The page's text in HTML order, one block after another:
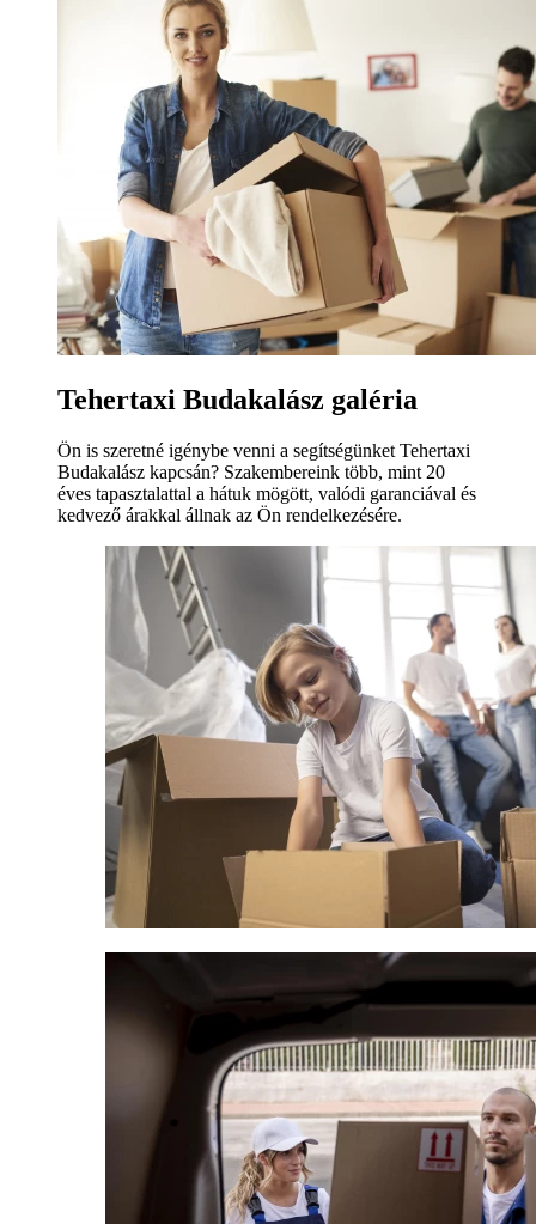
Tehertaxi Budakalász galéria
Ön is szeretné igénybe venni a segítségünket Tehertaxi
Budakalász kapcsán? Szakembereink több, mint 20
éves tapasztalattal a hátuk mögött, valódi garanciával és
kedvező árakkal állnak az Ön rendelkezésére.